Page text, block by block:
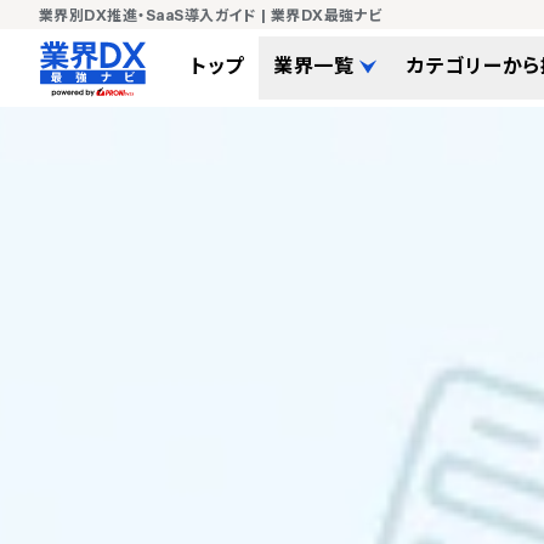
業界別DX推進・SaaS導入ガイド | 業界DX最強ナビ
トップ 業界一覧 カテゴリーか